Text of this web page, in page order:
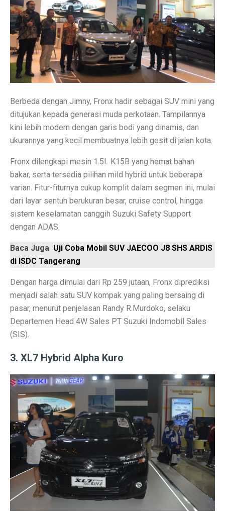
IMX 2025 Dimulai 10 Oktober 2025, Hadirkan Tokoh
PGE Dorong Inovasi Energi Panas Bumi Capai 3 GW
Elon Musk Pecahkan Rekor Kekayaan, Jadi Orang
Jangan Lupa Cek Pesanan Online, Ini 7 Sifat
Cuaca Bangka Belitung Memasuki Musim Hujan 2025,
HP Stylish dengan Fitur Lengkap? TECNO Spark 20
Permintaan Batubara Diperkirakan Pulih di Akhir
10 Film Horor Tersembunyi yang Harus Ditonton Saat
WIFI, TLKM dan DSSA Bersaing di Lelang
Saham Bank Besar Turun Bersama, Ini
5 Fakta Menarik Kota Gjirokastër, Penuh Bangunan
Era Baru TKDN: Menggabungkan Deregulasi dan
Penelitian: Asam Laut Meningkat, Pengaruh pada Gigi
6 Aplikasi Sadap WhatsApp Anak Tersembunyi dan
Apa Itu Obesitas Sentral? Waspada Perut Buncit!
Apa Itu ‘Bayi Karnivora’? Tren Mencurigakan dari
5 Fakta Penting Sebelum Pasar Dibuka
7 Tanda Awal Rabies yang Sering Diabaikan
Uni Eropa Umumkan Pajak Karbon Lintas Batas
Berbeda dengan Jimny, Fronx hadir sebagai SUV mini yang
ditujukan kepada generasi muda perkotaan. Tampilannya
kini lebih modern dengan garis bodi yang dinamis, dan
ukurannya yang kecil membuatnya lebih gesit di jalan kota.
Fronx dilengkapi mesin 1.5L K15B yang hemat bahan
bakar, serta tersedia pilihan mild hybrid untuk beberapa
varian. Fitur-fiturnya cukup komplit dalam segmen ini, mulai
dari layar sentuh berukuran besar, cruise control, hingga
sistem keselamatan canggih Suzuki Safety Support
dengan ADAS.
Baca Juga Uji Coba Mobil SUV JAECOO J8 SHS ARDIS
di ISDC Tangerang
Dengan harga dimulai dari Rp 259 jutaan, Fronx diprediksi
menjadi salah satu SUV kompak yang paling bersaing di
pasar, menurut penjelasan Randy R.Murdoko, selaku
Departemen Head 4W Sales PT Suzuki Indomobil Sales
(SIS).
3. XL7 Hybrid Alpha Kuro